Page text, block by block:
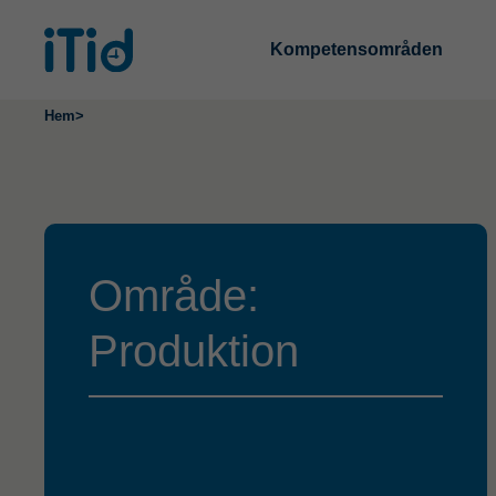
Kompetensområden
Hem>
Område:
Produktion